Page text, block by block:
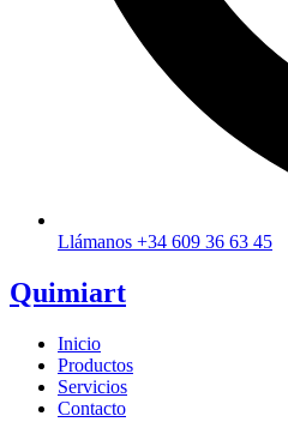
Llámanos +34 609 36 63 45
Quimiart
Inicio
Productos
Servicios
Contacto